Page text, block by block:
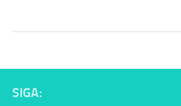
SIGA: